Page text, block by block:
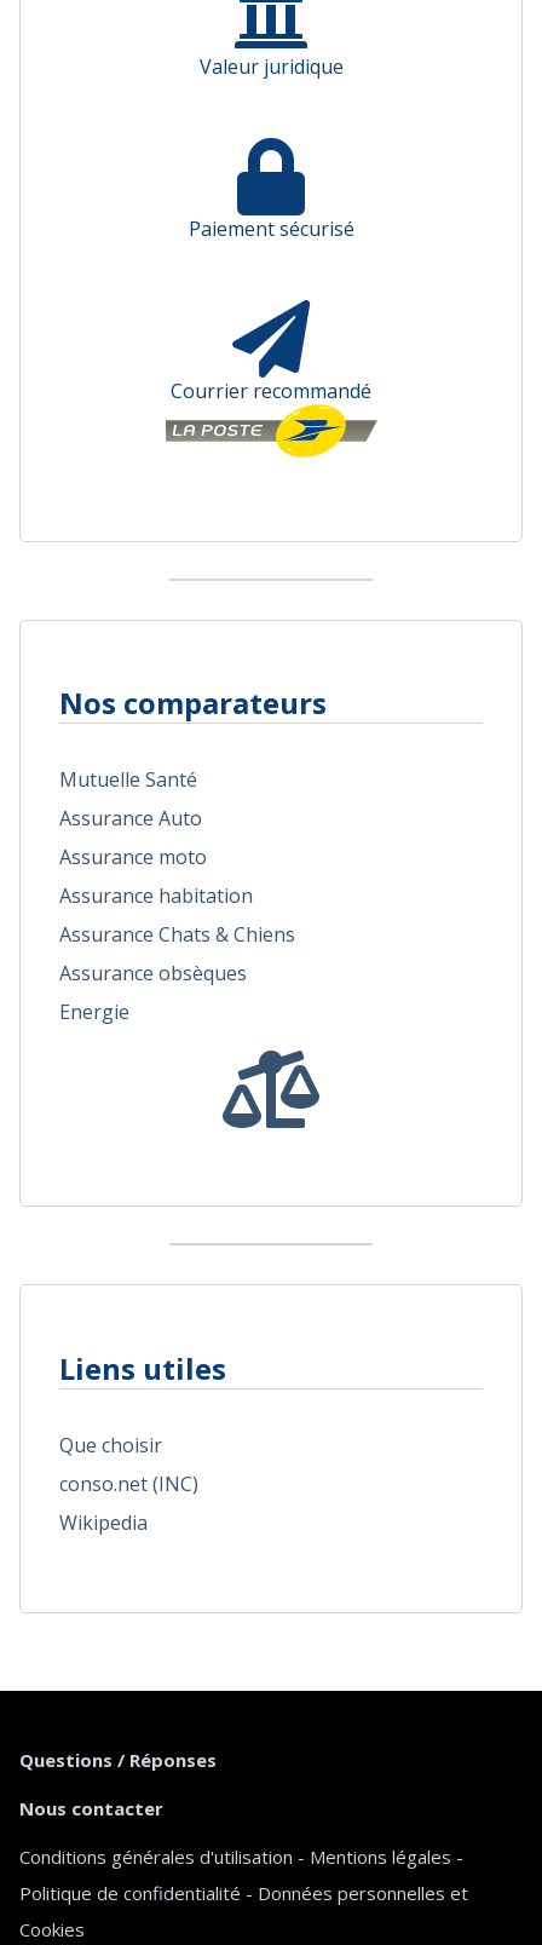
Valeur juridique
Paiement sécurisé
Courrier recommandé
Nos comparateurs
Mutuelle Santé
Assurance Auto
Assurance moto
Assurance habitation
Assurance Chats & Chiens
Assurance obsèques
Energie
Liens utiles
Que choisir
conso.net (INC)
Wikipedia
Questions / Réponses
Nous contacter
Conditions générales d'utilisation - Mentions légales -
Politique de confidentialité - Données personnelles et
Cookies